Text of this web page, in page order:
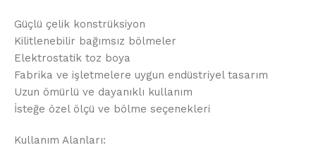
Güçlü çelik konstrüksiyon
Kilitlenebilir bağımsız bölmeler
Elektrostatik toz boya
Fabrika ve işletmelere uygun endüstriyel tasarım
Uzun ömürlü ve dayanıklı kullanım
İsteğe özel ölçü ve bölme seçenekleri
Kullanım Alanları: